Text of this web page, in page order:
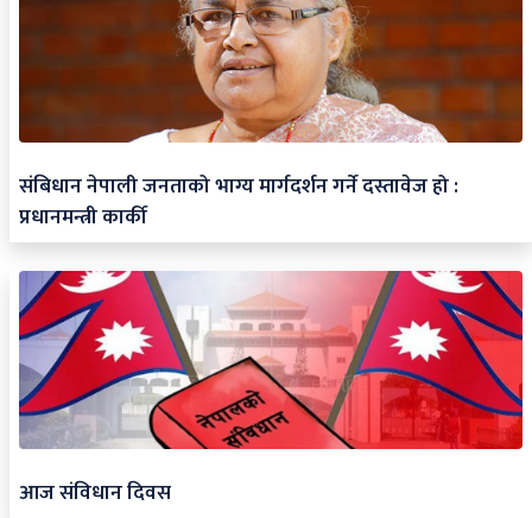
संबिधान नेपाली जनताको भाग्य मार्गदर्शन गर्ने दस्तावेज हो :
प्रधानमन्त्री कार्की
आज संविधान दिवस